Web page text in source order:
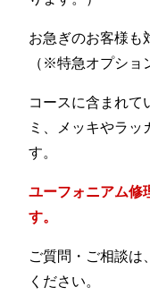
お急ぎのお客様も
（※特急オプショ
コースに含まれて
ミ、メッキやラッ
す。
ユーフォニアム修
す。
ご質問・ご相談は
ください。